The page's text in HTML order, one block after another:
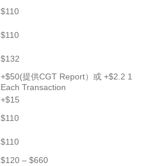
$110
$110
$132
+$50(提供CGT Report）或 +$2.2 1
Each Transaction
+$15
$110
$110
$120 – $660